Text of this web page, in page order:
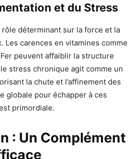
et du Stress
déterminant sur la force et la
Les carences en vitamines comme
peuvent affaiblir la structure
stress chronique agit comme un
la chute et l’affinement des
globale pour échapper à ces
primordiale.
: Un Complément